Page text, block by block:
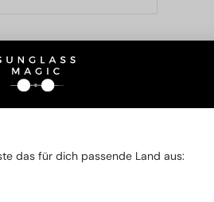
2-4 WERKTAGE -20%
das für dich passende Land aus: